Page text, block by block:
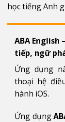
học tiếng Anh
ABA English
tiếp, ngữ
Ứng dụng
thoại hệ
hành iOS.
Ứng dụng